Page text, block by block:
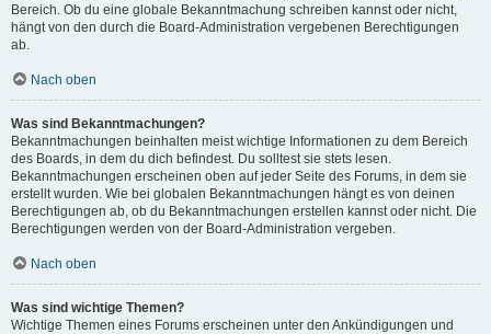
Bereich. Ob du eine globale Bekanntmachung schreiben kannst oder nicht,
hängt von den durch die Board-Administration vergebenen Berechtigungen
ab.
Nach oben
Was sind Bekanntmachungen?
Bekanntmachungen beinhalten meist wichtige Informationen zu dem Bereich
des Boards, in dem du dich befindest. Du solltest sie stets lesen.
Bekanntmachungen erscheinen oben auf jeder Seite des Forums, in dem sie
erstellt wurden. Wie bei globalen Bekanntmachungen hängt es von deinen
Berechtigungen ab, ob du Bekanntmachungen erstellen kannst oder nicht. Die
Berechtigungen werden von der Board-Administration vergeben.
Nach oben
Was sind wichtige Themen?
Wichtige Themen eines Forums erscheinen unter den Ankündigungen und